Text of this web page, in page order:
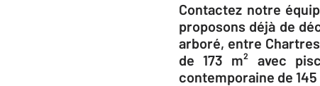
​Contactez notre
proposons déjà de
arboré, entre
de 173 m² avec
contemporaine de